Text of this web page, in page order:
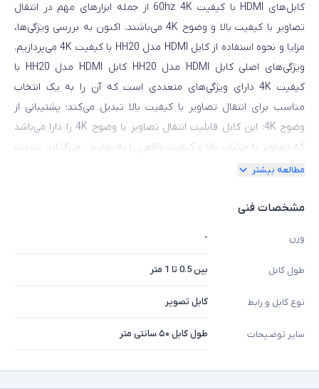
کابل‌های HDMI با کیفیت 60hz 4K از جمله ابزارهای مهم در انتقال
تصاویر با کیفیت بالا و وضوح 4K می‌باشند. اکنون به بررسی ویژگی‌ها،
مزایا و نحوه استفاده از کابل HDMI مدل HH20 با کیفیت 4K می‌پردازیم.
ویژگی‌های اصلی کابل HDMI مدل HH20 کابل HDMI مدل HH20 با
کیفیت 4K دارای ویژگی‌های متعددی است که آن را به یک انتخاب
مناسب برای انتقال تصاویر با کیفیت بالا تبدیل می‌کند: پشتیبانی از
وضوح 4K: این کابل قابلیت انتقال تصاویر با وضوح 4K را دارا می‌باشد
که تصاویر با جزئیات بالا و کیفیت واقعی را به نمایش می‌گذارد. سرعت
تصاویر می‌شود. پشتیبانی از فرمت‌های مختلف: این کابل از پشتیبانی از
مفید طولانی‌مدتی داشته باشد. این کابل از پشتیبانی از فرمت‌های
توجه کنید: اتصال صحیح: کابل را به درستی و بدون ایجاد فشار زیادی
مطالعه بیشتر
مشخصات فنی
وزن -
طول کابل بین 0.5 تا 1 متر
نوع کابل و رابط کابل تصویر
سایر توضیحات طول کابل ۵۰ سانتی متر